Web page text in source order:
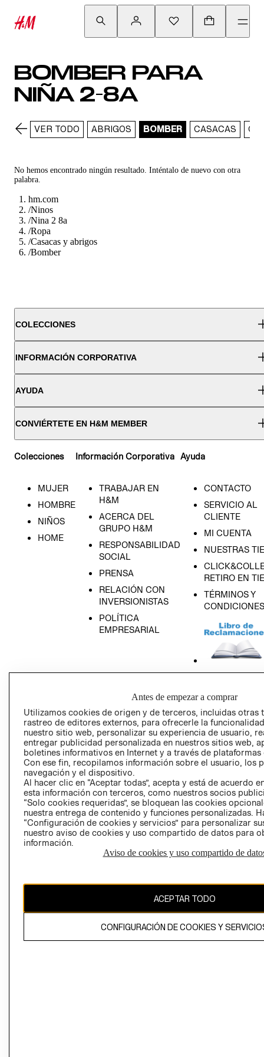
BOMBER PARA
NIÑA 2-8A
VER TODO ABRIGOS BOMBER CASACAS
No hemos encontrado ningún resultado. Inténtalo de nuevo con otra
palabra.
hm.com
/Ninos
/Nina 2 8a
/Ropa
/Casacas y abrigos
/Bomber
COLECCIONES
INFORMACIÓN CORPORATIVA
AYUDA
CONVIÉRTETE EN H&M MEMBER
Colecciones
MUJER
HOMBRE
NIÑOS
HOME
Información Corporativa
TRABAJAR EN
H&M
ACERCA DEL
GRUPO H&M
RESPONSABILIDAD
SOCIAL
PRENSA
RELACIÓN CON
INVERSIONISTAS
POLÍTICA
EMPRESARIAL
Ayuda
CONTACTO
SERVICIO AL
CLIENTE
MI CUENTA
NUESTRAS
RETIRO EN
TÉRMINOS Y
CONDICIONES
PRIVACIDAD
GIFT CARD
AVISO DE
Perú (S/)
CAMBIAR REGIÓN
El contenido de esta página web está protegido por copyright y es
Antes de empezar a comprar
Utilizamos cookies de origen y de terceros, incluidas otras
rastreo de editores externos, para ofrecerle la
nuestro sitio web, personalizar su experiencia de usuario,
entregar publicidad personalizada en nuestros sitios web,
boletines informativos en Internet y a través de plataformas
Con ese fin, recopilamos información sobre el usuario, los
navegación y el dispositivo.
Al hacer clic en “Aceptar todas”, acepta y está de acuerdo
esta información con terceros, como nuestros socios
“Solo cookies requeridas”, se bloquean las cookies
nuestra entrega de contenido y funciones personalizadas.
“Configuración de cookies y servicios” para personalizar
nuestro aviso de cookies y uso compartido de datos para
información.
Aviso de cookies y uso compartido de
ACEPTAR TODO
CONFIGURACIÓN DE COOKIES Y